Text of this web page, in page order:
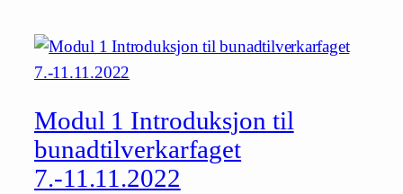
Modul 1 Introduksjon til
bunadtilverkarfaget
7.-11.11.2022